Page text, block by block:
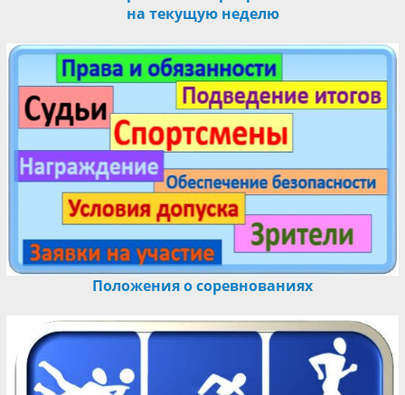
на текущую неделю
Положения о соревнованиях